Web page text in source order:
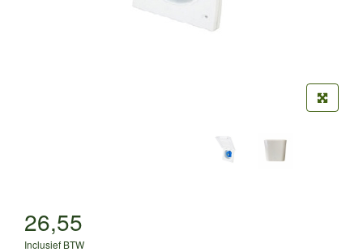
26,55
Inclusief BTW